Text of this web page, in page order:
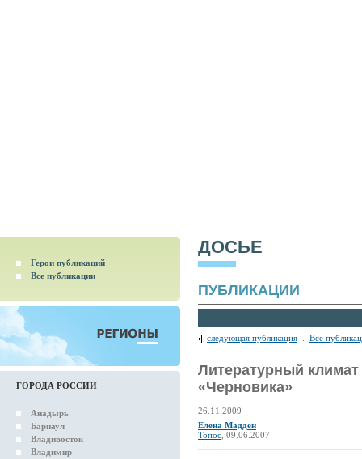
Герои публикаций
Все публикации
ГОРОДА РОССИИ
Анадырь
Барнаул
Владивосток
Владимир
ДОСЬЕ
ПУБЛИКАЦИИ
следующая публикация Все
Литературный
«Черновика»
26.11.2009
Елена Мадден
Топос , 09.06.2007